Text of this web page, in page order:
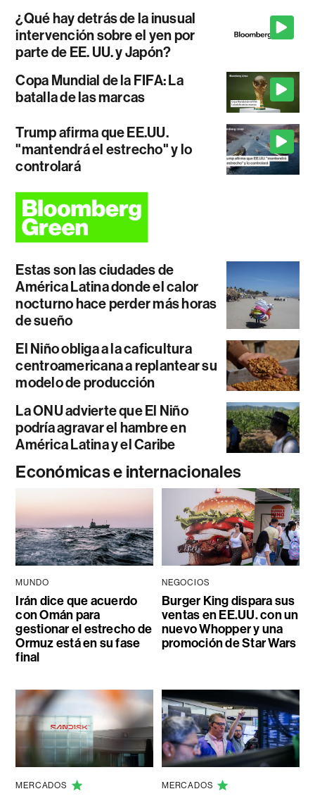
¿Qué hay detrás de la inusual
intervención sobre el yen por
parte de EE. UU. y Japón?
Copa Mundial de la FIFA: La
batalla de las marcas
Trump afirma que EE.UU.
"mantendrá el estrecho" y lo
controlará
Estas son las ciudades de
América Latina donde el calor
nocturno hace perder más horas
de sueño
El Niño obliga a la caficultura
centroamericana a replantear su
modelo de producción
La ONU advierte que El Niño
podría agravar el hambre en
América Latina y el Caribe
Económicas e internacionales
MUNDO
Irán dice que acuerdo
con Omán para
gestionar el estrecho de
Ormuz está en su fase
final
NEGOCIOS
Burger King dispara sus
ventas en EE.UU. con un
nuevo Whopper y una
promoción de Star Wars
MERCADOS MERCADOS